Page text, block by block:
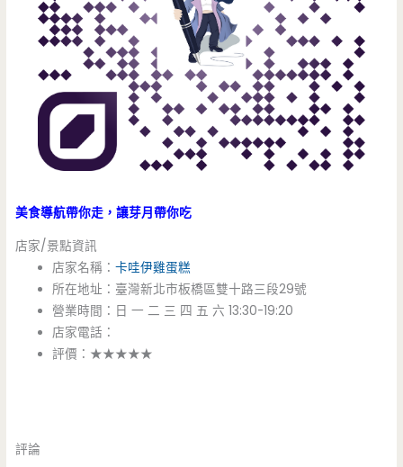
美食導航帶你走，讓芽月帶你吃
店家/景點資訊
店家名稱：卡哇伊雞蛋糕
所在地址：臺灣新北市板橋區雙十路三段29號
營業時間：日 一 二 三 四 五 六 13:30-19:20
店家電話：
評價：★★★★★
評論